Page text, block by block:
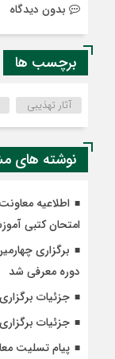
بدون دیدگاه
برچسب ها
آثار تهذیبی
نوشته های
اطلاعیه
امتحان کتبی
برگزاری
دوره معرفی شد
جزئیات
جزئیات
پیام تسلیت